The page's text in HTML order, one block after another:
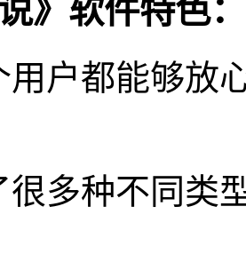
》软件特色：
用户都能够放
很多种不同类